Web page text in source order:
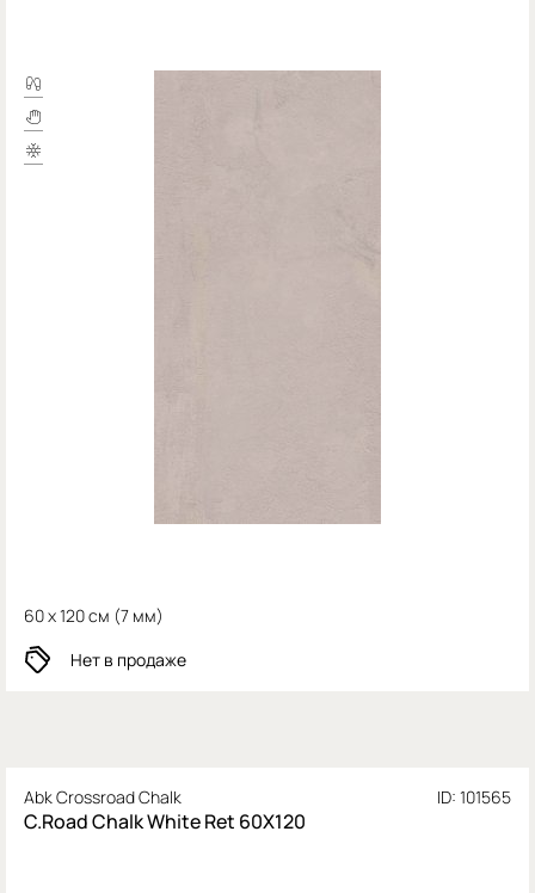
60 x 120 см (7 мм)
Нет в продаже
Abk Crossroad Chalk ID: 101565
C.Road Chalk White Ret 60Х120